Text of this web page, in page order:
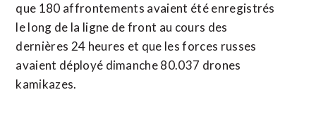
que 180 ​affrontements avaient été enregistrés
le long de la ligne de front au cours des
dernières ‌24 heures et ​que les forces russes
avaient déployé dimanche 80.037 drones
kamikazes.